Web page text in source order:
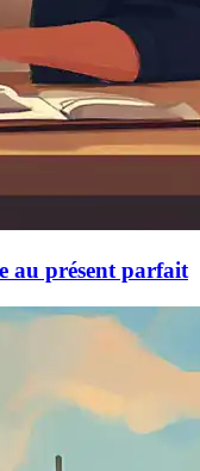
au présent parfait